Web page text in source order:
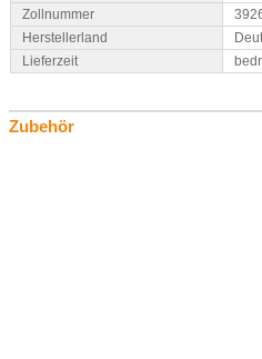
Zollnummer
Herstellerland
Lieferzeit
Zubehör